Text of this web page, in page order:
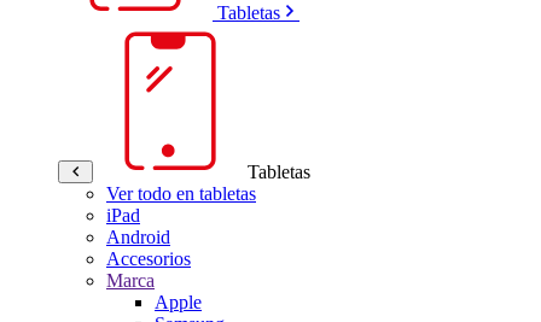
Tabletas
Tabletas
Ver todo en tabletas
iPad
Android
Accesorios
Marca
Apple